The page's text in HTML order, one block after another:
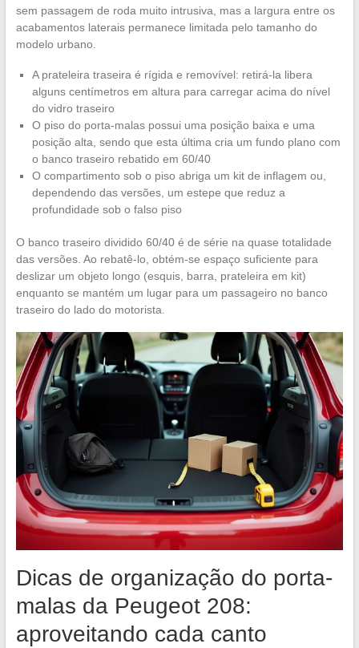
sem passagem de roda muito intrusiva, mas a largura entre os
acabamentos laterais permanece limitada pelo tamanho do
modelo urbano.
A prateleira traseira é rígida e removível: retirá-la libera
alguns centímetros em altura para carregar acima do nível
do vidro traseiro
O piso do porta-malas possui uma posição baixa e uma
posição alta, sendo que esta última cria um fundo plano com
o banco traseiro rebatido em 60/40
O compartimento sob o piso abriga um kit de inflagem ou,
dependendo das versões, um estepe que reduz a
profundidade sob o falso piso
O banco traseiro dividido 60/40 é de série na quase totalidade
das versões. Ao rebatê-lo, obtém-se espaço suficiente para
deslizar um objeto longo (esquis, barra, prateleira em kit)
enquanto se mantém um lugar para um passageiro no banco
traseiro do lado do motorista.
Dicas de organização do porta-
malas da Peugeot 208:
aproveitando cada canto